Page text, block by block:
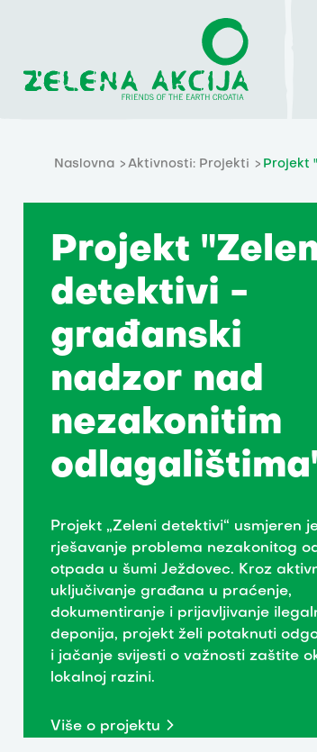
Naslovna Aktivnosti: Projekti Projekt
Projekt
detektivi -
građanski
nadzor nad
nezakonitim
Projekt „Zeleni detektivi“ usmjeren
rješavanje problema nezakonitog
otpada u šumi Ježdovec. Kroz
uključivanje građana u praćenje,
dokumentiranje i prijavljivanje
deponija, projekt želi potaknuti
i jačanje svijesti o važnosti zaštite
lokalnoj razini.
Više o projektu